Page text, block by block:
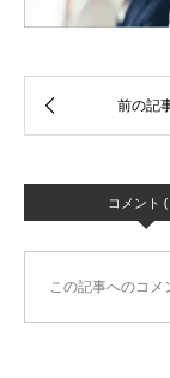
コメント (
この記事へのコメ